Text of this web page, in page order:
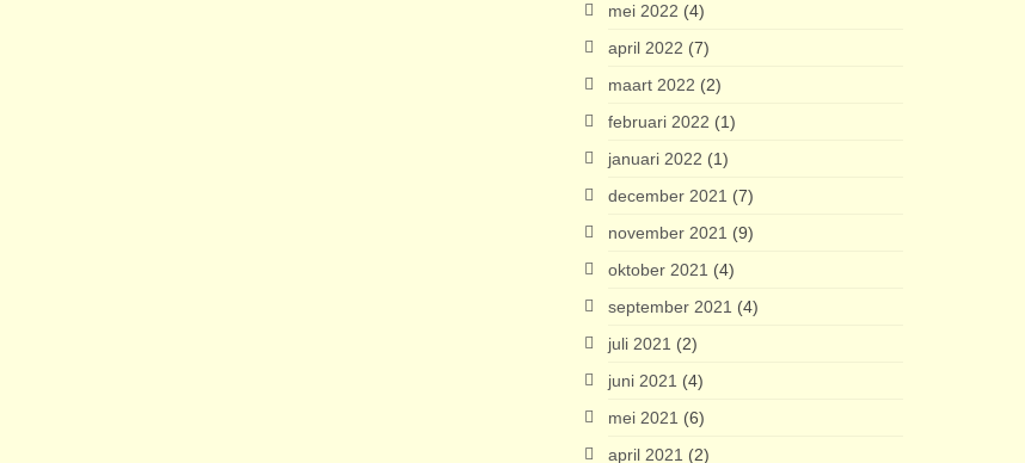
mei 2022 (4)
april 2022 (7)
maart 2022 (2)
februari 2022 (1)
januari 2022 (1)
december 2021 (7)
november 2021 (9)
oktober 2021 (4)
september 2021 (4)
juli 2021 (2)
juni 2021 (4)
mei 2021 (6)
april 2021 (2)